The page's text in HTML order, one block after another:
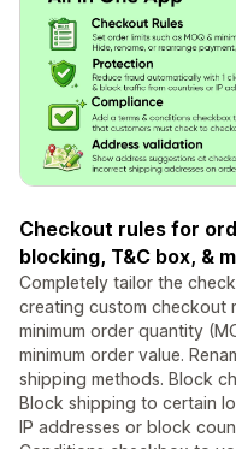
Checkout rules for
blocking, T&C box, &
Completely tailor the
creating custom checkout
minimum order quantity
minimum order value.
shipping methods. Block
Block shipping to certain
IP addresses or block